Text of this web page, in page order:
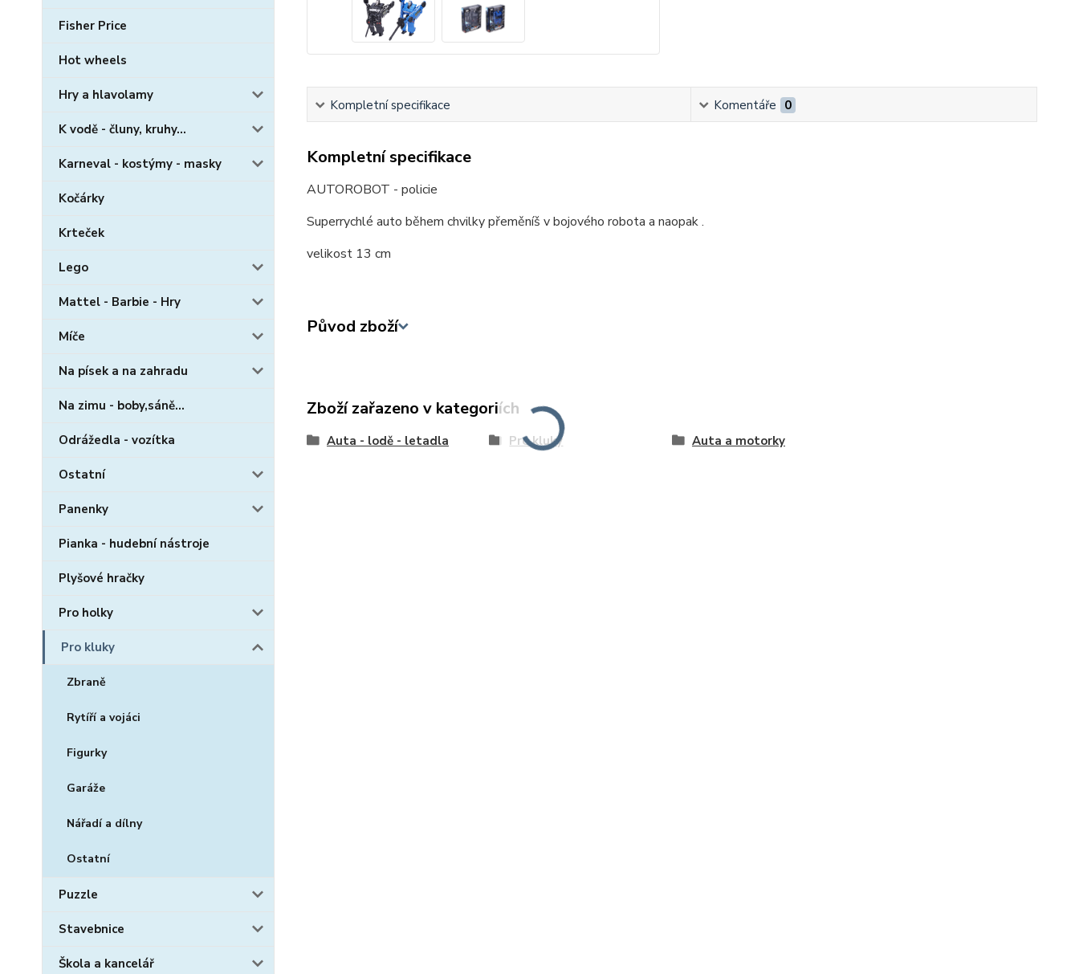
Fisher Price
Hot wheels
Hry a hlavolamy
K vodě - čluny, kruhy...
Karneval - kostýmy - masky
Kočárky
Krteček
Lego
Mattel - Barbie - Hry
Míče
Na písek a na zahradu
Na zimu - boby,sáně...
Odrážedla - vozítka
Ostatní
Panenky
Pianka - hudební nástroje
Plyšové hračky
Pro holky
Pro kluky
Zbraně
Rytíří a vojáci
Figurky
Garáže
Nářadí a dílny
Ostatní
Puzzle
Stavebnice
Škola a kancelář
Kompletní specifikace Komentáře 0
Kompletní specifikace
AUTOROBOT - policie
Superrychlé auto během chvilky přeměníš v bojového robota a naopak .
velikost 13 cm
Původ zboží
Zboží zařazeno v kategoriích
Auta - lodě - letadla Pro kluky Auta a motorky